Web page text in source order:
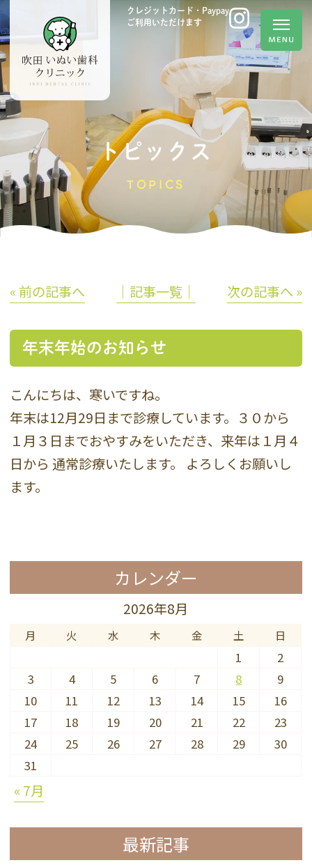
クレジットカード・Paypay
ご利用いただけます
トピックス
TOPICS
« 前の記事へ │記事一覧│ 次の記事へ »
年末年始のお知らせ
こんにちは、寒いですね。
年末は12月29日まで診療しています。３０から
１月３日までおやすみをいただき、来年は１月４
日から 通常診療いたします。 よろしくお願いし
ます。
カレンダー
2026年8月
月 火 水 木 金 土 日
1
2
3
4 5 6 7 8
9
10
11 12 13 14 15
16
17
18 19 20 21 22
23
24
25 26 27 28 29
30
31
« 7月
最新記事